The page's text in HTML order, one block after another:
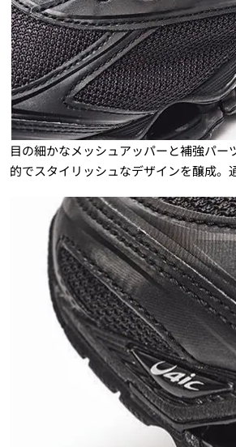
目の細かなメッシュアッパーと補強パー
的でスタイリッシュなデザインを醸成。